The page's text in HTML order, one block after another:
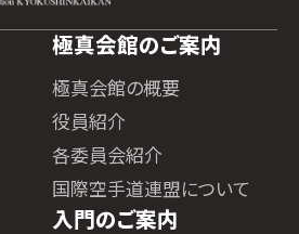
極真会館のご案内
極真会館の概要
役員紹介
各委員会紹介
国際空手道連盟について
入門のご案内